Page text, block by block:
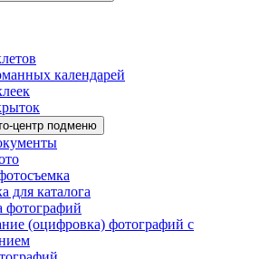
календарей
центр подменю
для каталога
фотографий
(оцифровка) фотографий с